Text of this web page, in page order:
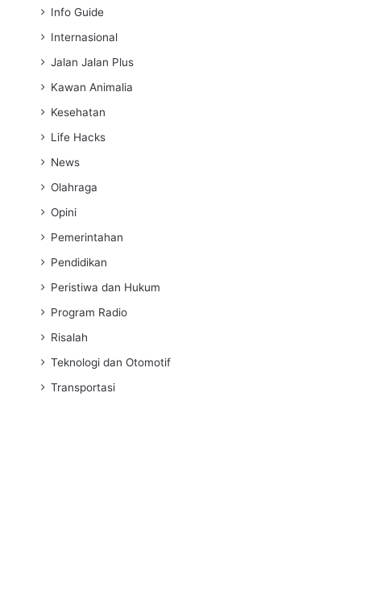
Info Guide
Internasional
Jalan Jalan Plus
Kawan Animalia
Kesehatan
Life Hacks
News
Olahraga
Opini
Pemerintahan
Pendidikan
Peristiwa dan Hukum
Program Radio
Risalah
Teknologi dan Otomotif
Transportasi